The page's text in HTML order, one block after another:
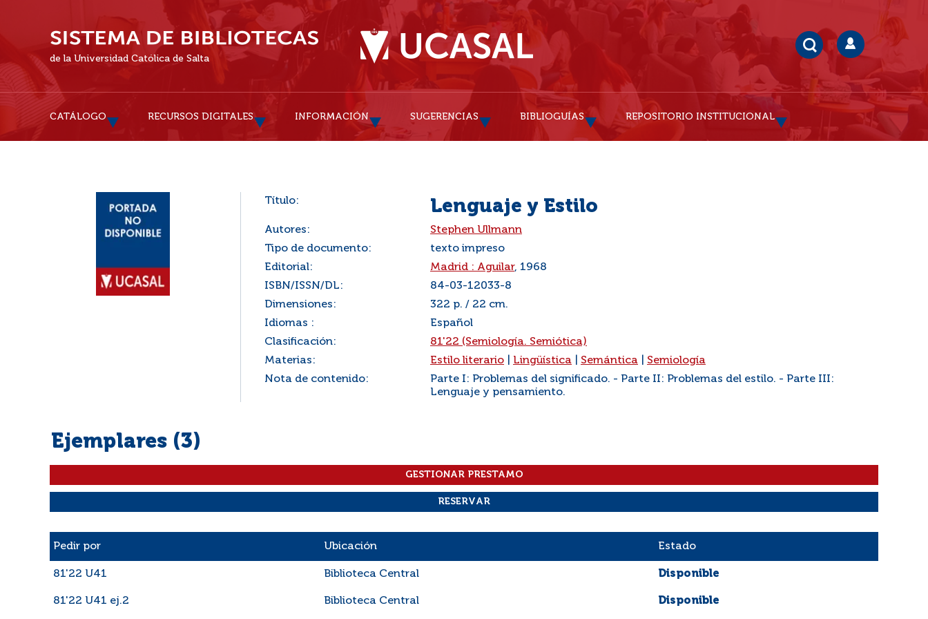
de la Universidad Católica de Salta
CATÁLOGO RECURSOS DIGITALES INFORMACIÓN SUGERENCIAS BIBLIOGUÍAS REPOSITORIO INSTITUCIONAL
Título: Lenguaje y Estilo
Autores:
Stephen Ullmann
Tipo de documento:
texto impreso
Editorial:
Madrid : Aguilar, 1968
ISBN/ISSN/DL:
84-03-12033-8
Dimensiones:
322 p. / 22 cm.
Idiomas :
Español
Clasificación:
81'22 (Semiología. Semiótica)
Materias:
Estilo literario Lingüística Semántica
Semiología
Nota de contenido:
Parte I: Problemas del significado. - Parte II: Problemas del estilo. - Parte III:
Lenguaje y pensamiento.
Ejemplares (3)
Pedir por Ubicación Estado
81'22 U41 Biblioteca Central Disponible
81'22 U41 ej.2 Biblioteca Central Disponible